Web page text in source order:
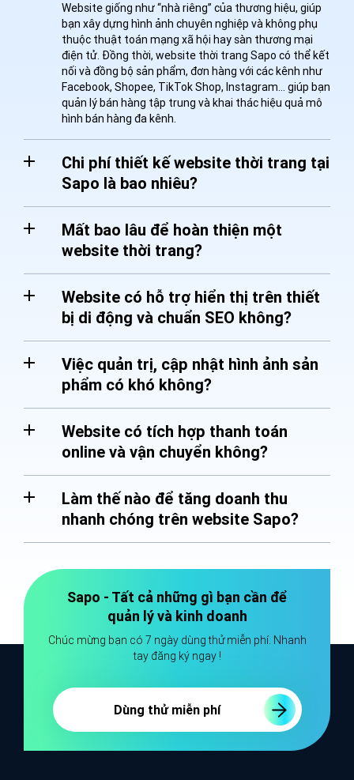
Website giống như “nhà riêng” của thương hiệu, giúp
bạn xây dựng hình ảnh chuyên nghiệp và không phụ
thuộc thuật toán mạng xã hội hay sàn thương mại
điện tử. Đồng thời, website thời trang Sapo có thể kết
nối và đồng bộ sản phẩm, đơn hàng với các kênh như
Facebook, Shopee, TikTok Shop, Instagram… giúp bạn
quản lý bán hàng tập trung và khai thác hiệu quả mô
hình bán hàng đa kênh.
Chi phí thiết kế website thời trang tại
Sapo là bao nhiêu?
Mất bao lâu để hoàn thiện một
website thời trang?
Website có hỗ trợ hiển thị trên thiết
bị di động và chuẩn SEO không?
Việc quản trị, cập nhật hình ảnh sản
phẩm có khó không?
Website có tích hợp thanh toán
online và vận chuyển không?
Làm thế nào để tăng doanh thu
nhanh chóng trên website Sapo?
Sapo - Tất cả những gì bạn cần để
quản lý và kinh doanh
Chúc mừng bạn có 7 ngày dùng thử miễn phí. Nhanh
tay đăng ký ngay !
Dùng thử miễn phí